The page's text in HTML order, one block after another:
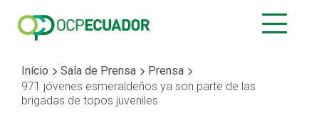
Início Sala de Prensa
Prensa
971 jóvenes esmeraldeños ya son parte de las
brigadas de topos juveniles